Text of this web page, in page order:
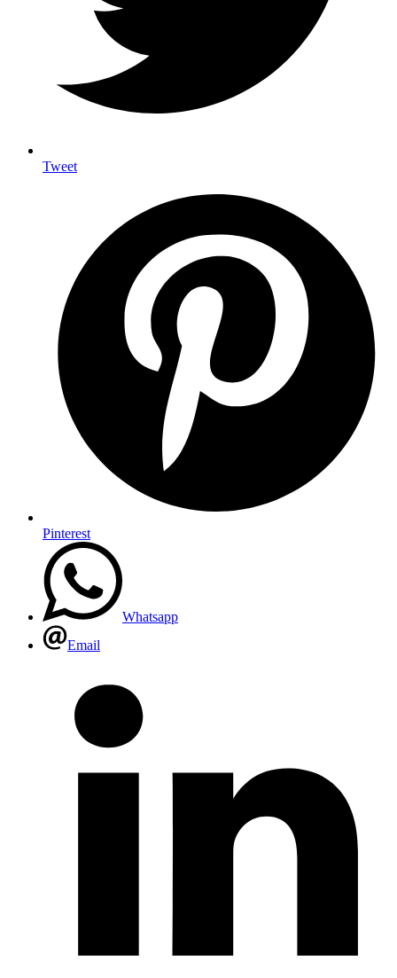
Tweet
Pinterest
Whatsapp
Email